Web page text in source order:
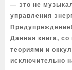
— это не
управления
Предупреждение!
Данная книга,
теориями и
исключительно